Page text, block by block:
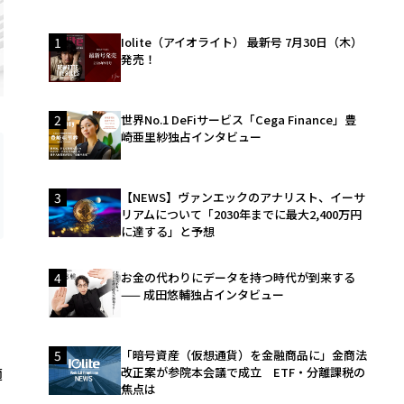
1
Iolite（アイオライト） 最新号 7月30日（木）
発売！
2
世界No.1 DeFiサービス「Cega Finance」豊
崎亜里紗独占インタビュー
3
【NEWS】ヴァンエックのアナリスト、イーサ
リアムについて「2030年までに最大2,400万円
に達する」と予想
4
お金の代わりにデータを持つ時代が到来する
—— 成田悠輔独占インタビュー
5
「暗号資産（仮想通貨）を金融商品に」金商法
改正案が参院本会議で成立 ETF・分離課税の
焦点は